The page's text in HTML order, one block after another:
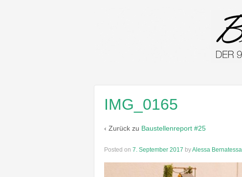
IMG_0165
‹ Zurück zu Baustellenreport #25
Posted on 7. September 2017 byAlessa Bernatessa